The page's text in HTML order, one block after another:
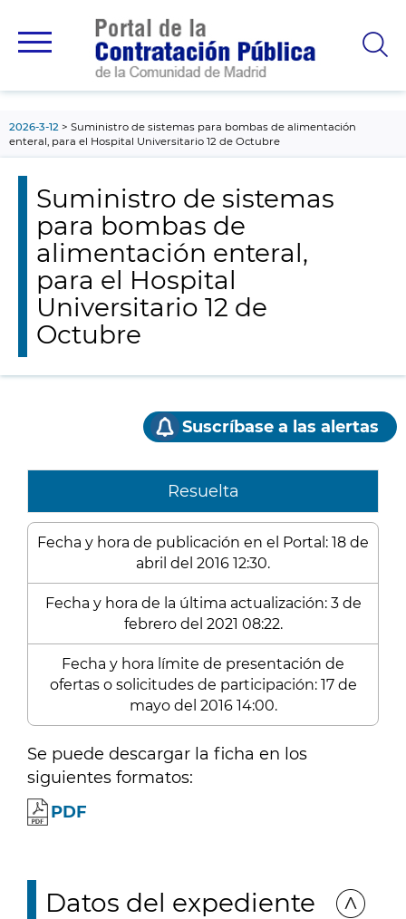
principal
2026-3-12
Suministro de sistemas para bombas de alimentación
enteral, para el Hospital Universitario 12 de Octubre
Suministro de sistemas
para bombas de
alimentación enteral,
para el Hospital
Universitario 12 de
Octubre
Suscríbase a las alertas
Resuelta
Fecha y hora de publicación en el Portal: 18 de
abril del 2016 12:30.
Fecha y hora de la última actualización: 3 de
febrero del 2021 08:22.
Fecha y hora límite de presentación de
ofertas o solicitudes de participación: 17 de
mayo del 2016 14:00.
Se puede descargar la ficha en los
siguientes formatos:
PDF
Datos del expediente